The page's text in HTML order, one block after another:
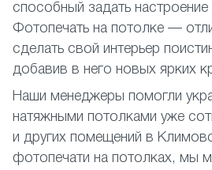
способный задать
Фотопечать на потолке —
сделать свой интерьер
добавив в него новых ярких
Наши менеджеры помогли
натяжными потолками уже
и других помещений в
фотопечати на потолках, мы